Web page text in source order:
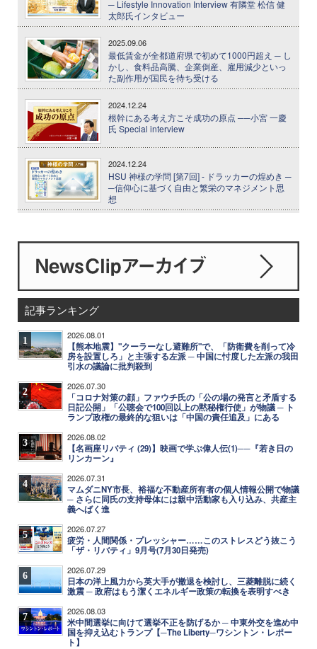
─ Lifestyle Innovation Interview 有隣堂 松信 健
太郎氏インタビュー
2025.09.06
最低賃金が全都道府県で初めて1000円超え ─ し
かし、食料品高騰、企業倒産、雇用減少といっ
た副作用が国民を待ち受ける
2024.12.24
根幹にある考え方こそ成功の原点 ──小宮 一慶
氏 Special interview
2024.12.24
HSU 神様の学問 [第7回] - ドラッカーの煌めき ─
─信仰心に基づく自由と繁栄のマネジメント思
想
記事ランキング
1 2026.08.01
【熊本地震】"クーラーなし避難所"で、「防衛費を削って冷
房を設置しろ」と主張する左派 ─ 中国に忖度した左派の我田
引水の議論に批判殺到
2 2026.07.30
「コロナ対策の顔」ファウチ氏の「公の場の発言と矛盾する
日記公開」「公聴会で100回以上の黙秘権行使」が物議 ─ ト
ランプ政権の最終的な狙いは「中国の責任追及」にある
3 2026.08.02
【名画座リバティ (29)】映画で学ぶ偉人伝(1)──『若き日の
リンカーン』
4 2026.07.31
マムダニNY市長、裕福な不動産所有者の個人情報公開で物議
─ さらに同氏の支持母体には親中活動家も入り込み、共産主
義へばく進
5 2026.07.27
疲労・人間関係・プレッシャー……このストレスどう抜こう
「ザ・リバティ」9月号(7月30日発売)
6 2026.07.29
日本の洋上風力から英大手が撤退を検討し、三菱離脱に続く
激震 ─ 政府はもう潔くエネルギー政策の転換を表明すべき
7 2026.08.03
米中間選挙に向けて選挙不正を防げるか ─ 中東外交を進め中
国を抑え込むトランプ【─The Liberty─ワシントン・レポー
ト】